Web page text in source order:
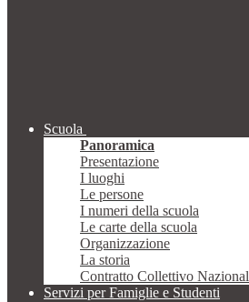
Scuola
Panoramica
Presentazione
I luoghi
Le persone
I numeri della scuola
Le carte della scuola
Organizzazione
La storia
Contratto Collettivo
Servizi per Famiglie e Studenti